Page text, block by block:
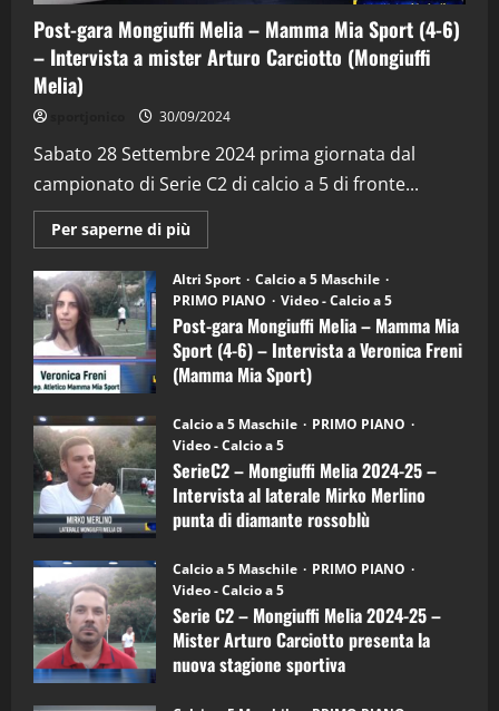
Post-gara Mongiuffi Melia – Mamma Mia Sport (4-6)
– Intervista a mister Arturo Carciotto (Mongiuffi
Melia)
30/09/2024
Sabato 28 Settembre 2024 prima giornata dal
campionato di Serie C2 di calcio a 5 di fronte...
Per saperne di più
informazioni
Post-
gara
Mongiuffi
Melia
–
Mamma
Mia
Sport
6)
–
Intervista
a
mister
Arturo
Carciotto
(Mongiuffi
Altri Sport
Calcio a 5 Maschile
PRIMO PIANO
Video - Calcio a 5
Post-gara Mongiuffi Melia – Mamma Mia
Sport (4-6) – Intervista a Veronica Freni
(Mamma Mia Sport)
Calcio a 5 Maschile
PRIMO PIANO
Video - Calcio a 5
SerieC2 – Mongiuffi Melia 2024-25 –
Intervista al laterale Mirko Merlino
punta di diamante rossoblù
Calcio a 5 Maschile
PRIMO PIANO
Video - Calcio a 5
Serie C2 – Mongiuffi Melia 2024-25 –
Mister Arturo Carciotto presenta la
nuova stagione sportiva
2
“SportEmpire” in Podcast: 29^ Puntata
(Martedi 28 Aprile 2026)
28/04/2026
3
"SportEmpire" in Podcast
“SportEmpire” in Podcast: 28^ Puntata
(Martedi 21 Aprile 2026)
21/04/2026
4
“SportEmpire” in Podcast: 27^ Puntata
(Martedi 14 Aprile 2026)
15/04/2026
5
“SportEmpire” in Podcast: 26^ Puntata
(Martedi 07 Aprile 2026)
08/04/2026